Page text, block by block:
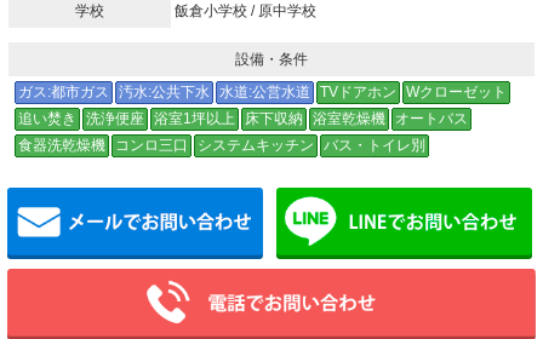
学校 飯倉小学校 / 原中学校
設備・条件
ガス:都市ガス
汚水:公共下水 水道:公営水道 TVドアホン
Wクローゼット
追い焚き
洗浄便座 浴室1坪以上 床下収納 浴室乾燥機
オートバス
食器洗乾燥機
コンロ三口 システムキッチン バス・トイレ別
メールでお問い合わせ